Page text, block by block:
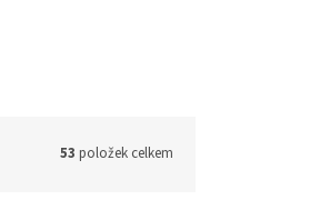
53 položek celkem